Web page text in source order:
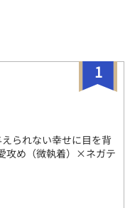
1
られない幸せに目を背
攻め（微執着）×ネガテ